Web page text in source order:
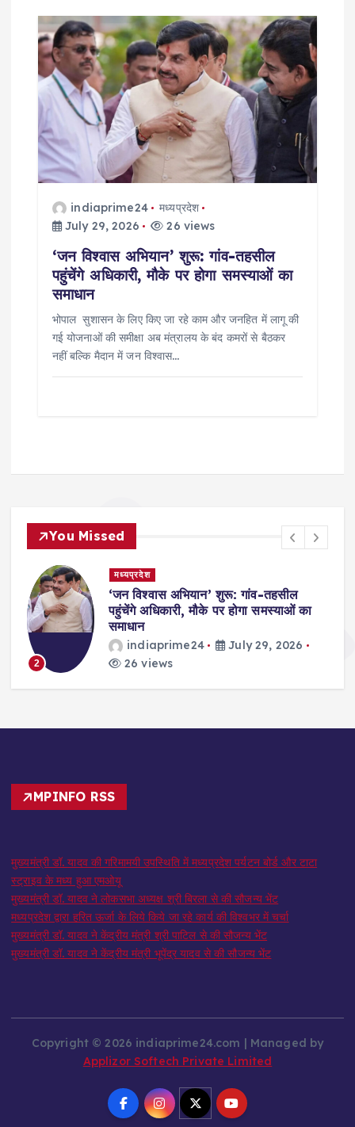
indiaprime24
मध्यप्रदेश
July 29, 2026
26 views
‘जन विश्वास अभियान’ शुरू: गांव-तहसील
पहुंचेंगे अधिकारी, मौके पर होगा समस्याओं का
समाधान
भोपाल सुशासन के लिए किए जा रहे काम और जनहित में लागू की
गई योजनाओं की समीक्षा अब मंत्रालय के बंद कमरों से बैठकर
नहीं बल्कि मैदान में जन विश्वास…
You Missed
2
मध्यप्रदेश
‘जन विश्वास अभियान’ शुरू: गांव-तहसील
पहुंचेंगे अधिकारी, मौके पर होगा समस्याओं का
समाधान
indiaprime24
July 29, 2026
26 views
MPINFO RSS
मुख्यमंत्री डॉ. यादव की गरिमामयी उपस्थिति में मध्यप्रदेश पर्यटन बोर्ड और टाटा
स्ट्राइव के मध्य हुआ एमओयू
मुख्यमंत्री डॉ. यादव ने लोकसभा अध्यक्ष श्री बिरला से की सौजन्य भेंट
मध्यप्रदेश द्वारा हरित ऊर्जा के लिये किये जा रहे कार्य की विश्वभर में चर्चा
मुख्यमंत्री डॉ. यादव ने केंद्रीय मंत्री श्री पाटिल से की सौजन्य भेंट
मुख्यमंत्री डॉ. यादव ने केंद्रीय मंत्री भूपेंद्र यादव से की सौजन्य भेंट
Copyright © 2026 indiaprime24.com | Managed by
Applizor Softech Private Limited